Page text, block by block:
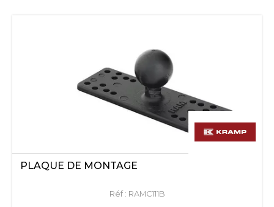
PLAQUE DE MONTAGE
Réf : RAMC111B